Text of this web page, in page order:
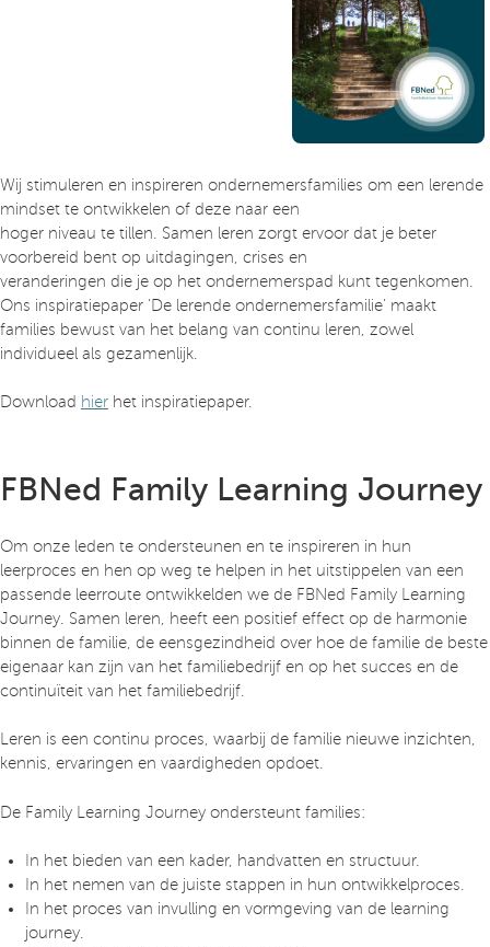
Wij stimuleren en inspireren ondernemersfamilies om een lerende
mindset te ontwikkelen of deze naar een
hoger niveau te tillen. Samen leren zorgt ervoor dat je beter
voorbereid bent op uitdagingen, crises en
veranderingen die je op het ondernemerspad kunt tegenkomen.
Ons inspiratiepaper ‘De lerende ondernemersfamilie’ maakt
families bewust van het belang van continu leren, zowel
individueel als gezamenlijk.
Download hier het inspiratiepaper.
FBNed Family Learning Journey
Om onze leden te ondersteunen en te inspireren in hun
leerproces en hen op weg te helpen in het uitstippelen van een
passende leerroute ontwikkelden we de FBNed Family Learning
Journey. Samen leren, heeft een positief effect op de harmonie
binnen de familie, de eensgezindheid over hoe de familie de beste
eigenaar kan zijn van het familiebedrijf en op het succes en de
continuïteit van het familiebedrijf.
Leren is een continu proces, waarbij de familie nieuwe inzichten,
kennis, ervaringen en vaardigheden opdoet.
De Family Learning Journey ondersteunt families:
In het bieden van een kader, handvatten en structuur.
In het nemen van de juiste stappen in hun ontwikkelproces.
In het proces van invulling en vormgeving van de learning
journey.